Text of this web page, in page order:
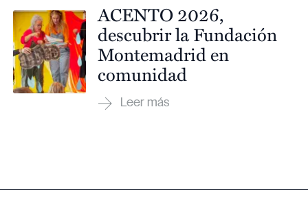
ACENTO 2026,
descubrir la Fundación
Montemadrid en
comunidad